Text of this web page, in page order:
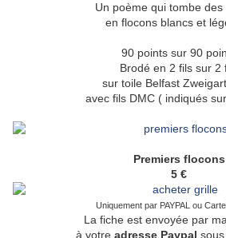
Un poème qui tombe des
en flocons blancs et
90 points sur 90
Brodé en 2 fils sur 2
sur toile Belfast
avec fils DMC ( indiqués
Premiers flocons
5 €
Uniquement par PAYPAL ou
La fiche est envoyée par
à votre adresse Paypal